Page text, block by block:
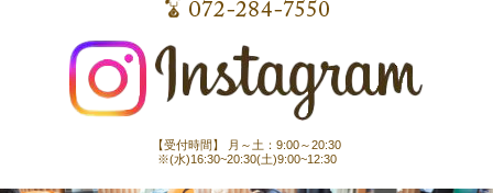
【受付時間】 月～土：9:00～20:30
※(水)16:30~20:30(土)9:00~12:30